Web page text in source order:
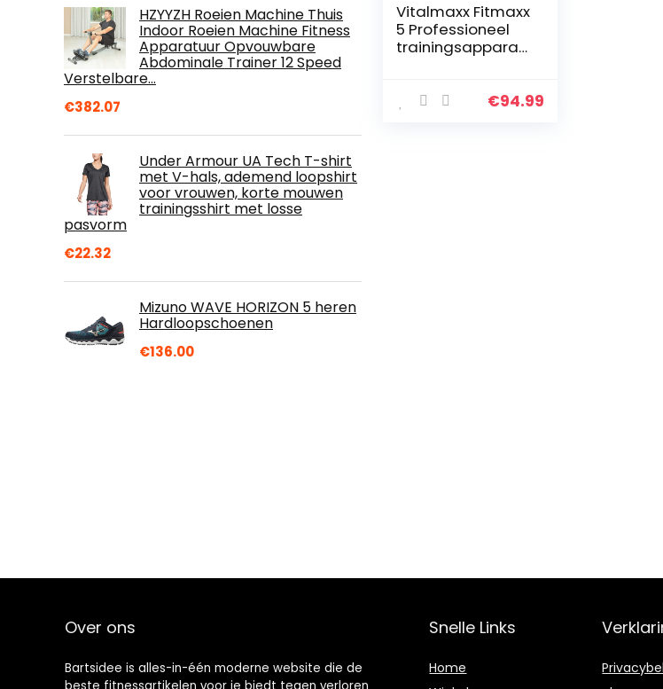
HZYYZH Roeien Machine Thuis
Indoor Roeien Machine Fitness
Apparatuur Opvouwbare
Abdominale Trainer 12 Speed
Verstelbare…
€382.07
Under Armour UA Tech T-shirt
met V-hals, ademend loopshirt
voor vrouwen, korte mouwen
trainingsshirt met losse
pasvorm
€22.32
Mizuno WAVE HORIZON 5 heren
Hardloopschoenen
€136.00
Vitalmaxx Fitmaxx
5 Professioneel
trainingsapparaa
schouders en nek,
€94.99
Over ons
Bartsidee is alles-in-één moderne website die de
Snelle Links
Home